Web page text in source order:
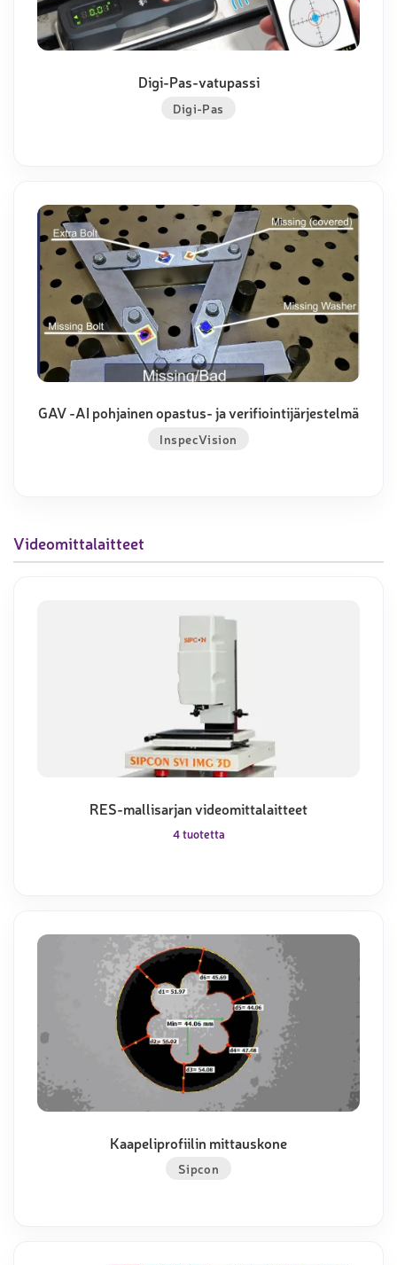
Digi-Pas-vatupassi
Digi-Pas
GAV -AI pohjainen opastus- ja verifiointijärjestelmä
InspecVision
Videomittalaitteet
RES-mallisarjan videomittalaitteet
4 tuotetta
Kaapeliprofiilin mittauskone
Sipcon